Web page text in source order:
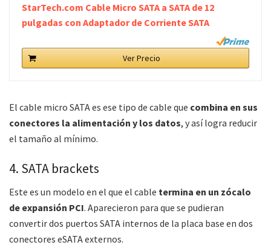
StarTech.com Cable Micro SATA a SATA de 12
pulgadas con Adaptador de Corriente SATA
Ver Precio
El cable micro SATA es ese tipo de cable que combina en sus
conectores la alimentación y los datos, y así logra reducir
el tamaño al mínimo.
4. SATA brackets
Este es un modelo en el que el cable termina en un zócalo
de expansión PCI. Aparecieron para que se pudieran
convertir dos puertos SATA internos de la placa base en dos
conectores eSATA externos.